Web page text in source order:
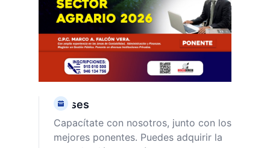
Clases
Capacítate con nosotros, junto con los
mejores ponentes. Puedes adquirir la